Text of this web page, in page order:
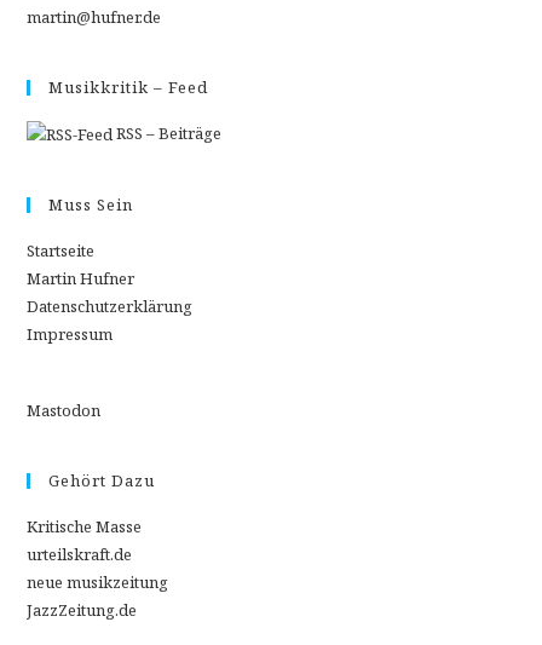
martin@hufner.de
Musikkritik – Feed
RSS – Beiträge
Muss Sein
Startseite
Martin Hufner
Datenschutzerklärung
Impressum
Mastodon
Gehört Dazu
Kritische Masse
urteilskraft.de
neue musikzeitung
JazzZeitung.de